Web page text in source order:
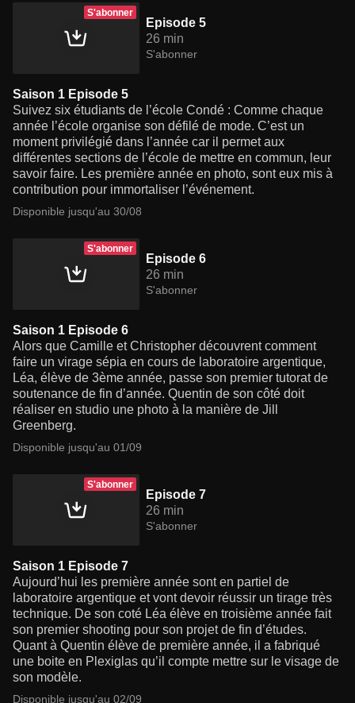
S'abonner
Episode 5
26 min
S'abonner
Saison 1 Episode 5
Suivez six étudiants de l’école Condé : Comme chaque
année l’école organise son défilé de mode. C’est un
moment privilégié dans l’année car il permet aux
différentes sections de l’école de mettre en commun, leur
savoir faire. Les première année en photo, sont eux mis à
contribution pour immortaliser l’événement.
Disponible jusqu'au 30/08
S'abonner
Episode 6
26 min
S'abonner
Saison 1 Episode 6
Alors que Camille et Christopher découvrent comment
faire un virage sépia en cours de laboratoire argentique,
Léa, élève de 3ème année, passe son premier tutorat de
soutenance de fin d’année. Quentin de son côté doit
réaliser en studio une photo à la manière de Jill
Greenberg.
Disponible jusqu'au 01/09
S'abonner
Episode 7
26 min
S'abonner
Saison 1 Episode 7
Aujourd’hui les première année sont en partiel de
laboratoire argentique et vont devoir réussir un tirage très
technique. De son coté Léa élève en troisième année fait
son premier shooting pour son projet de fin d’études.
Quant à Quentin élève de première année, il a fabriqué
une boite en Plexiglas qu’il compte mettre sur le visage de
son modèle.
Disponible jusqu'au 02/09